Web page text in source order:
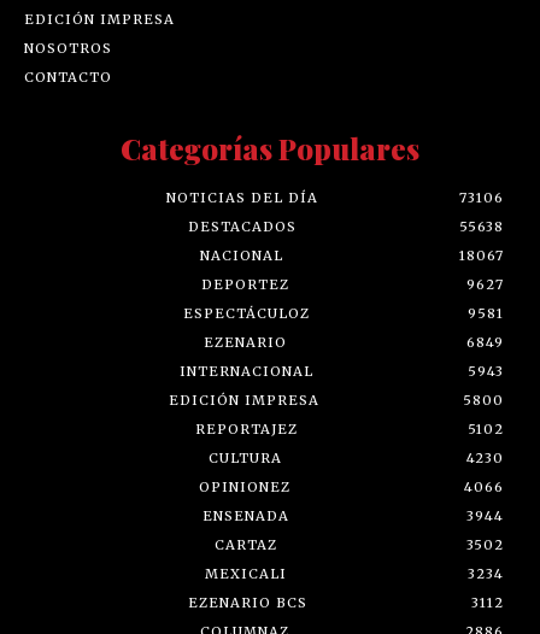
EDICIÓN IMPRESA
NOSOTROS
CONTACTO
Categorías Populares
NOTICIAS DEL DÍA
73106
DESTACADOS
55638
NACIONAL
18067
DEPORTEZ
9627
ESPECTÁCULOZ
9581
EZENARIO
6849
INTERNACIONAL
5943
EDICIÓN IMPRESA
5800
REPORTAJEZ
5102
CULTURA
4230
OPINIONEZ
4066
ENSENADA
3944
CARTAZ
3502
MEXICALI
3234
EZENARIO BCS
3112